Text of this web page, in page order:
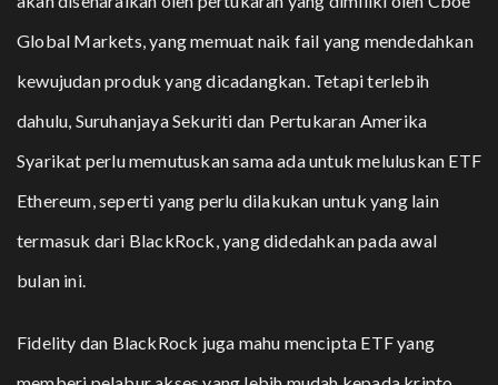
Global Markets, yang memuat naik fail yang mendedahkan
kewujudan produk yang dicadangkan. Tetapi terlebih
dahulu, Suruhanjaya Sekuriti dan Pertukaran Amerika
Syarikat perlu memutuskan sama ada untuk meluluskan ETF
Ethereum, seperti yang perlu dilakukan untuk yang lain
termasuk dari BlackRock, yang didedahkan pada awal
bulan ini.
Fidelity dan BlackRock juga mahu mencipta ETF yang